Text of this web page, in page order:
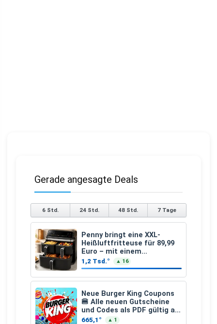
Gerade angesagte Deals
6 Std. 24 Std. 48 Std. 7 Tage
Penny bringt eine XXL-
Heißluftfritteuse für 89,99
Euro – mit einem
besonderen Vorteil
1,2 Tsd.° ▲ 16
Neue Burger King Coupons
🍔 Alle neuen Gutscheine
und Codes als PDF gültig ab
25.07.2026 bis 04.09.2026
665,1° ▲ 1